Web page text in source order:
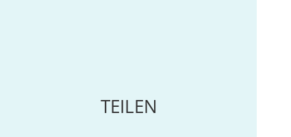
TEILEN